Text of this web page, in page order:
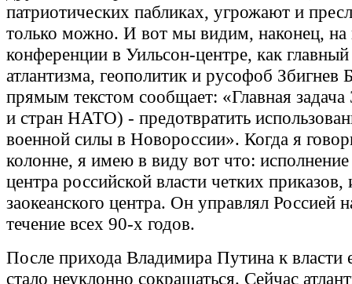
патриотических пабликах, угрожают и
только можно. И вот мы видим, наконец, на
конференции в Уильсон-центре, как главный
атлантизма, геополитик и русофоб Збигнев
прямым текстом сообщает: «Главная
и стран НАТО) - предотвратить
военной силы в Новороссии». Когда я
колонне, я имею в виду вот что:
центра российской власти четких
заокеанского центра. Он управлял Россией
течение всех 90-х годов.
После прихода Владимира Путина к власти
стало неуклонно сокращаться. Сейчас